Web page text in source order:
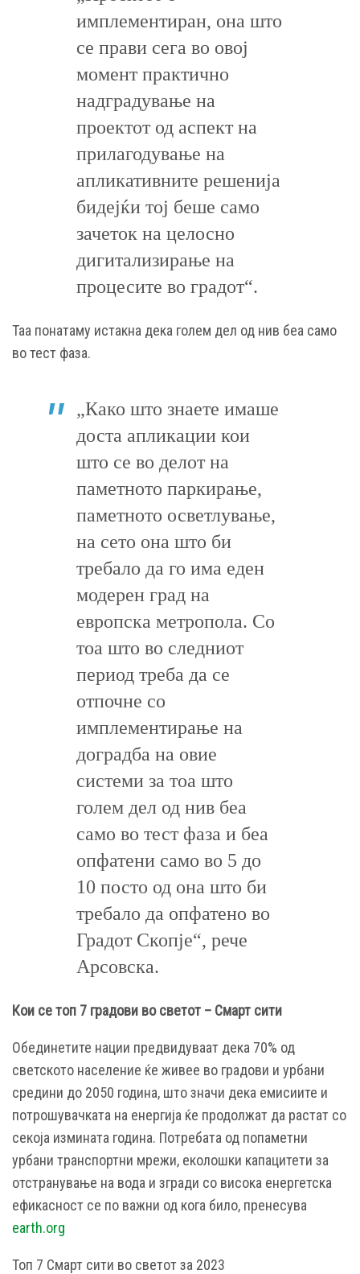
имплементиран, она што
се прави сега во овој
момент практично
надградување на
проектот од аспект на
прилагодување на
апликативните решениjа
бидејќи тој беше само
зачеток на целосно
дигитализирање на
процесите во градот“.
Таа понатаму истакна дека голем дел од нив беа само
во тест фаза.
„Како што знаете имаше
доста апликации кои
што се во делот на
паметното паркирање,
паметното осветлување,
на сето она што би
требало да го има еден
модерен град на
европска метропола. Со
тоа што во следниот
период треба да се
отпочне со
имплементирање на
доградба на овие
системи за тоа што
голем дел од нив беа
само во тест фаза и беа
опфатени само во 5 до
10 посто од она што би
требало да опфатено во
Градот Скопје“, рече
Арсовска.
Кои се топ 7 градови во светот – Смарт сити
Обединетите нации предвидуваат дека 70% од
светското население ќе живее во градови и урбани
средини до 2050 година, што значи дека емисиите и
потрошувачката на енергија ќе продолжат да растат со
секоја измината година. Потребата од попаметни
урбани транспортни мрежи, еколошки капацитети за
отстранување на вода и згради со висока енергетска
ефикасност се по важни од кога било, пренесува
earth.org
Топ 7 Смарт сити во светот за 2023